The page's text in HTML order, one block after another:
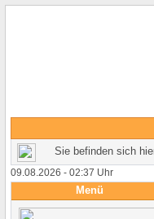
Sie befinden sich
09.08.2026 - 02:37 Uhr
Menü